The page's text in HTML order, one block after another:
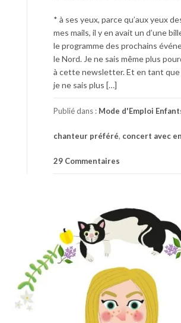
* à ses yeux, parce qu’aux yeux
mes mails, il y en avait un d’une
le programme des prochains
le Nord. Je ne sais même plus
à cette newsletter. Et en tant
je ne sais plus […]
Publié dans : Mode d'Emploi
chanteur préféré, concert avec
29 Commentaires